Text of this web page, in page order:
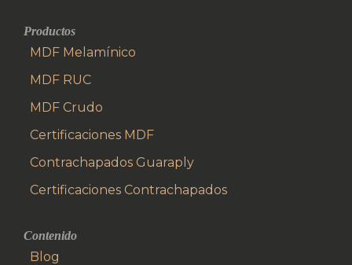
Productos
MDF Melamínico
MDF RUC
MDF Crudo
Certificaciones MDF
Contrachapados Guaraply
Certificaciones Contrachapados
Contenido
Blog